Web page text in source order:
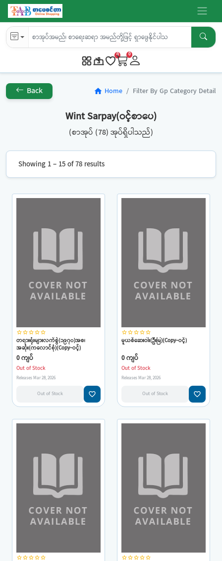
0 0
Back home Home Filter By Gp Category Detail
Wint Sarpay(ဝင့်စာပေ)
(စာအုပ် (78) အုပ်ရှိပါသည်)
Showing 1 – 15 of 78 results
star_borderstar_borderstar_borderstar_borderstar_border
တရားရုံးများလက်စွဲ(၁၉၇၀)အစ၊
အဆုံး(ကလောင်စုံ)(Copy-ဝင့်)
0 ကျပ်
Out of Stock
Releases Mar 28, 2026
Out of Stock favorite_border
star_borderstar_borderstar_borderstar_borderstar_border
မူယစ်ဆေးဝါး(ဦးမြ)(Copy-ဝင့်)
0 ကျပ်
Out of Stock
Releases Mar 28, 2026
Out of Stock favorite_border
star_borderstar_borderstar_borderstar_borderstar_border star_borderstar_borderstar_borderstar_borderstar_border